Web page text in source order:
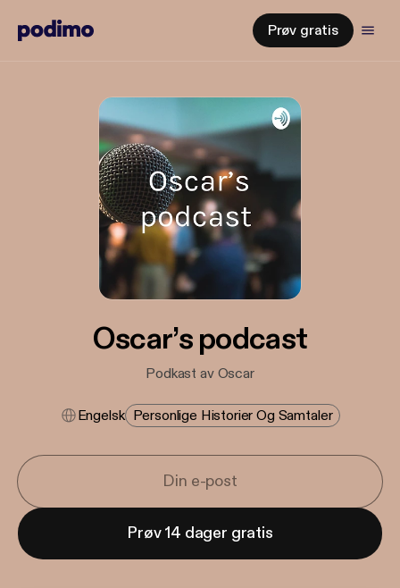
Prøv gratis
Oscar’s podcast
Podkast av Oscar
Engelsk Personlige Historier Og Samtaler
Prøv 14 dager gratis